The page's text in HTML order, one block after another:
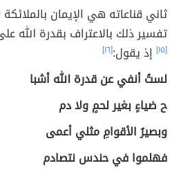
ثاني قناعاته هي الإيمان
تفسير ذلك بالاعتراف بقدرة الله
[١٥] إذ يقول:[١٦]
لستُ أنفي عن قدرة الله أشبا
ح ضياءٍ بغير لحمٍ ولا دم
وبصيرُ الأقوامِ مثلي أعمى
فهلموا في حندس نتصادم